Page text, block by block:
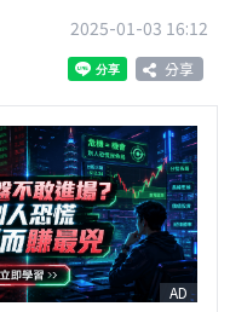
2025-01-03 16:12
分享
AD